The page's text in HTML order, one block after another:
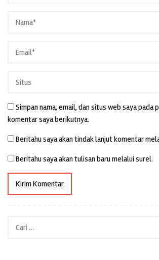
Simpan nama, email, dan situs web saya pada
komentar saya berikutnya.
Beritahu saya akan tindak lanjut komentar
Beritahu saya akan tulisan baru melalui surel.